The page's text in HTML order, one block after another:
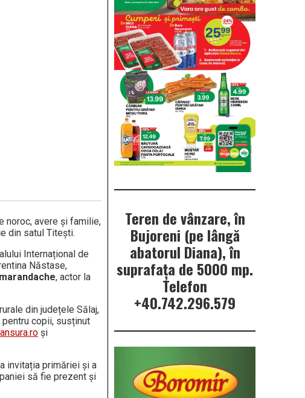
noroc, avere și familie,
din satul Titești.
Internațional de
Năstase,
, actor la
din județele Sălaj,
pentru copii, susținut
și
invitația primăriei și a
să fie prezent și
Teren de vânzare, în
Bujoreni (pe lângă
abatorul Diana), în
suprafața de 5000 mp.
Telefon
+40.742.296.579